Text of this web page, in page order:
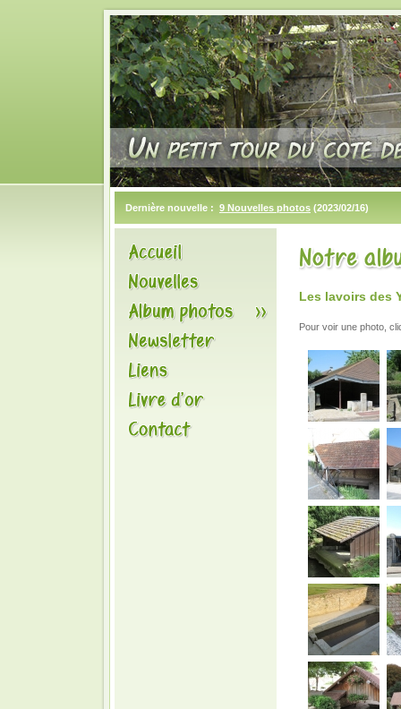
Dernière nouvelle : 9 Nouvelles photos (2023/02/16)
Les lavoirs des
Pour voir une photo,